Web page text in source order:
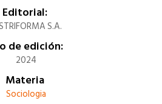
Editorial:
S.A.
de edición:
2024
Materia
Sociologia